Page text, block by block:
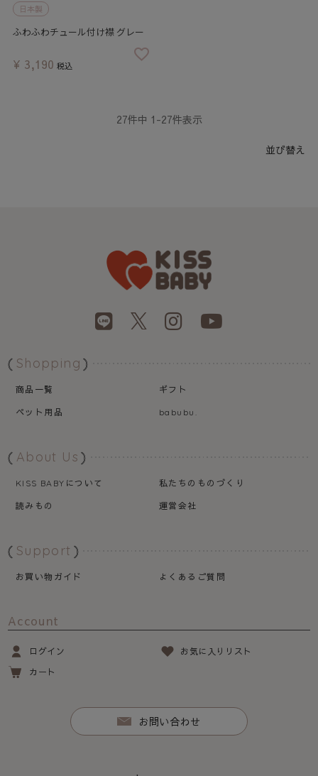
日本製
ふわふわチュール付け襟 グレー
¥ 3,190 税込
並び替え
27件中 1 -27件表示
Shopping
商品一覧
ギフト
ペット用品
babubu.
About Us
KISS BABY について
私たちのものづくり
読みもの
運営会社
Support
お買い物ガイド よくあるご質問
Account
ログイン
お気に入りリスト
カート
お問い合わせ